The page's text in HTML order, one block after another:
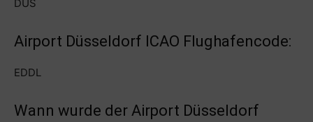
DUS
Airport Düsseldorf ICAO Flughafencode:
EDDL
Wann wurde der Airport Düsseldorf